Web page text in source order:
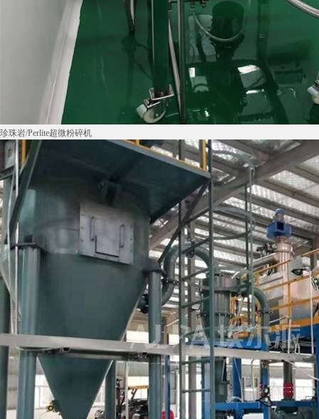
珍珠岩/Perlite超微粉碎机